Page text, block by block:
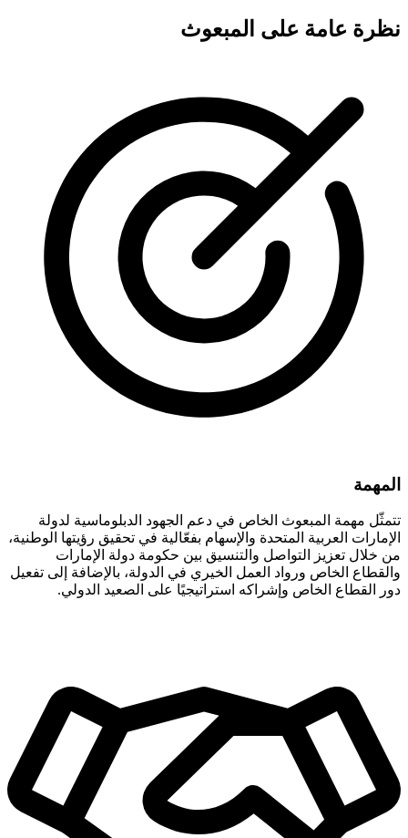
نظرة عامة على المبعوث
المهمة
تتمثّل مهمة المبعوث الخاص في دعم الجهود الدبلوماسية لدولة
الإمارات العربية المتحدة والإسهام بفعّالية في تحقيق رؤيتها الوطنية،
من خلال تعزيز التواصل والتنسيق بين حكومة دولة الإمارات
والقطاع الخاص ورواد العمل الخيري في الدولة، بالإضافة إلى تفعيل
دور القطاع الخاص وإشراكه استراتيجيًا على الصعيد الدولي.